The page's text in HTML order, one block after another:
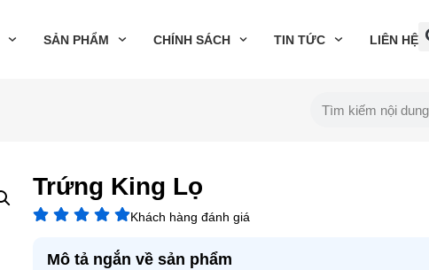
SẢN PHẨM CHÍNH SÁCH TIN TỨC LIÊN HỆ
Trứng King Lọ
Khách hàng đánh giá
Mô tả ngắn về sản phẩm